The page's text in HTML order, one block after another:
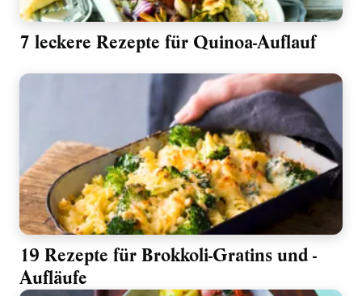
7 leckere Rezepte für Quinoa-Auflauf
19 Rezepte für Brokkoli-Gratins und -
Aufläufe